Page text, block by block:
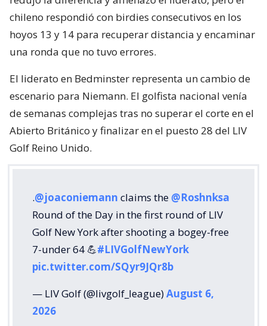
chileno respondió con birdies consecutivos en los
hoyos 13 y 14 para recuperar distancia y encaminar
una ronda que no tuvo errores.
El liderato en Bedminster representa un cambio de
escenario para Niemann. El golfista nacional venía
de semanas complejas tras no superar el corte en el
Abierto Británico y finalizar en el puesto 28 del LIV
Golf Reino Unido.
.@joaconiemann claims the @Roshnksa
Round of the Day in the first round of LIV
Golf New York after shooting a bogey-free
7-under 64 💪#LIVGolfNewYork
pic.twitter.com/SQyr9JQr8b
— LIV Golf (@livgolf_league)August 6,
2026